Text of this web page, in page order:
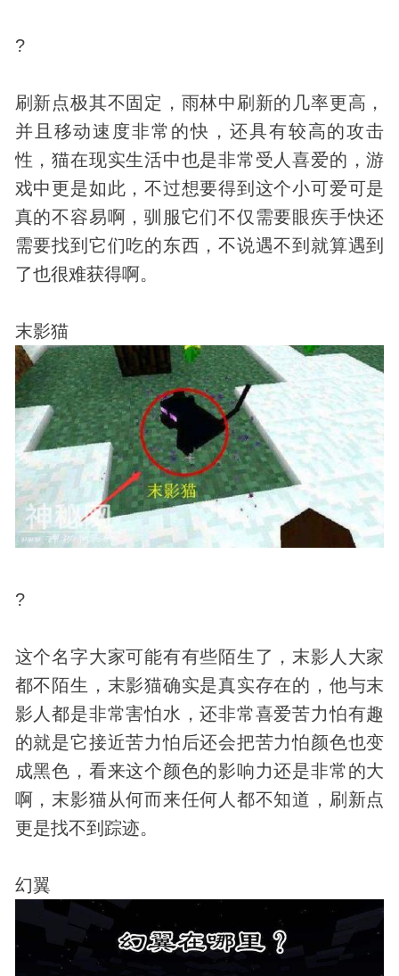
?
刷新点极其不固定，雨林中刷新的几率更高，
并且移动速度非常的快，还具有较高的攻击
性，猫在现实生活中也是非常受人喜爱的，游
戏中更是如此，不过想要得到这个小可爱可是
真的不容易啊，驯服它们不仅需要眼疾手快还
需要找到它们吃的东西，不说遇不到就算遇到
了也很难获得啊。
末影猫
?
这个名字大家可能有有些陌生了，末影人大家
都不陌生，末影猫确实是真实存在的，他与末
影人都是非常害怕水，还非常喜爱苦力怕有趣
的就是它接近苦力怕后还会把苦力怕颜色也变
成黑色，看来这个颜色的影响力还是非常的大
啊，末影猫从何而来任何人都不知道，刷新点
更是找不到踪迹。
幻翼